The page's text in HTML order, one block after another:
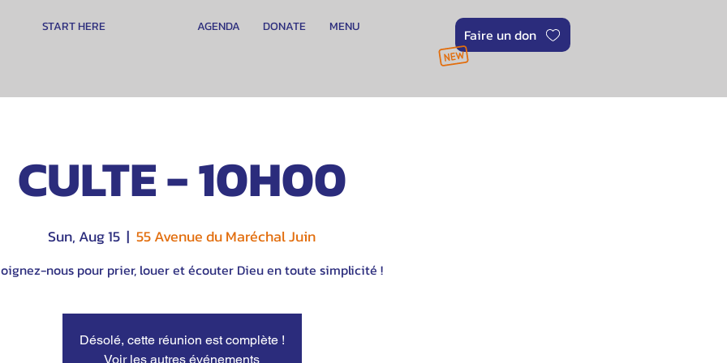
START HERE DONATE MENU
AGENDA Faire un don
CULTE - 10H00
Sun, Aug 15
  |
55 Avenue du Maréchal Juin
nous pour prier, louer et écouter Dieu en toute simplicité !
Désolé, cette réunion est complète !
Voir les autres événements